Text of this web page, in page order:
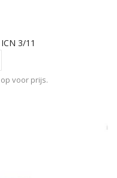
3/11
voor prijs.